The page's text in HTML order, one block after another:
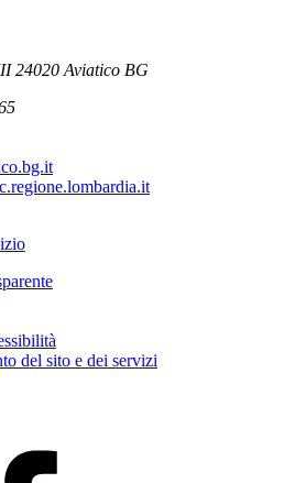
24020 Aviatico BG
del sito e dei servizi